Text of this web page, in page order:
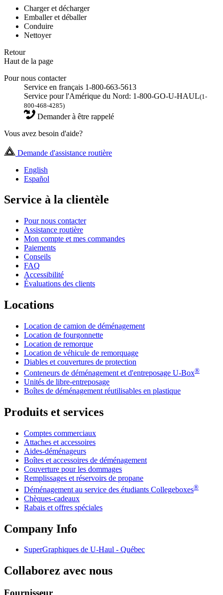
Charger et décharger
Emballer et déballer
Conduire
Nettoyer
Retour
Haut de la page
Pour nous contacter
Service en français 1-800-663-5613
Service pour l'Amérique du Nord: 1-800-GO-U-HAUL(1-
800-468-4285)
Demander à être rappelé
Vous avez besoin d'aide?
Demande d'assistance routière
English
Español
Service à la clientèle
Pour nous contacter
Assistance routière
Mon compte et mes commandes
Paiements
Conseils
FAQ
Accessibilité
Évaluations des clients
Locations
Location de camion de déménagement
Location de fourgonnette
Location de remorque
Location de véhicule de remorquage
Diables et couvertures de protection
Conteneurs de déménagement et d'entreposage U-Box®
Unités de libre-entreposage
Boîtes de déménagement réutilisables en plastique
Produits et services
Comptes commerciaux
Attaches et accessoires
Aides-déménageurs
Boîtes et accessoires de déménagement
Couverture pour les dommages
Remplissages et réservoirs de propane
Déménagement au service des étudiants Collegeboxes®
Chèques-cadeaux
Rabais et offres spéciales
Company Info
SuperGraphiques de U-Haul - Québec
Collaborez avec nous
Fournisseur